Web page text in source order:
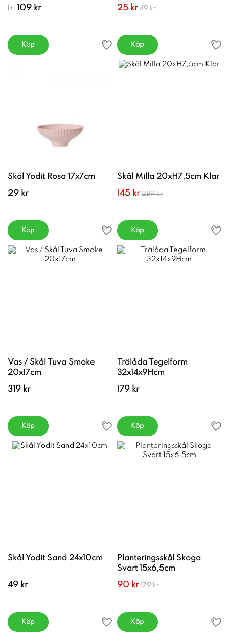
fr. 109 kr
Köp
25 kr 49 kr
Köp
Skål Yodit Rosa 17x7cm
29 kr
Köp
Skål Milla 20xH7,5cm Klar
145 kr 289 kr
Köp
Vas / Skål Tuva Smoke
20x17cm
319 kr
Köp
Trälåda Tegelform
32x14x9Hcm
179 kr
Köp
Skål Yodit Sand 24x10cm
49 kr
Köp
Planteringsskål Skoga
Svart 15x6,5cm
90 kr 179 kr
Köp